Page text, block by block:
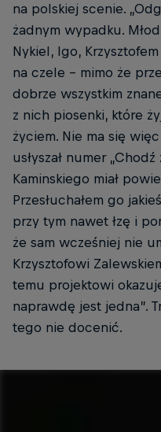
na polskiej scenie.
żadnym wypadku.
Nykiel, Igo,
na czele – mimo że
dobrze wszystkim
z nich piosenki, które
życiem. Nie ma się
usłyszał numer
Kaminskiego miał
Przesłuchałem go
przy tym nawet łzę i
że sam wcześniej nie
Krzysztofowi
temu projektowi
naprawdę jest jedna”.
tego nie docenić.